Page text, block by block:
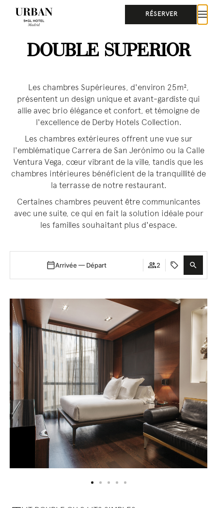
RÉSERVER
DOUBLE SUPERIOR
Les chambres Supérieures, d'environ 25m²,
présentent un design unique et avant-gardiste qui
allie avec brio élégance et confort, et témoigne de
l'excellence de Derby Hotels Collection.
Les chambres extérieures offrent une vue sur
l'emblématique Carrera de San Jerónimo ou la Calle
Ventura Vega, cœur vibrant de la ville, tandis que les
chambres intérieures bénéficient de la tranquillité de
la terrasse de notre restaurant.
Certaines chambres peuvent être communicantes
avec une suite, ce qui en fait la solution idéale pour
les familles souhaitant plus d'espace.
Arrivée — Départ 2